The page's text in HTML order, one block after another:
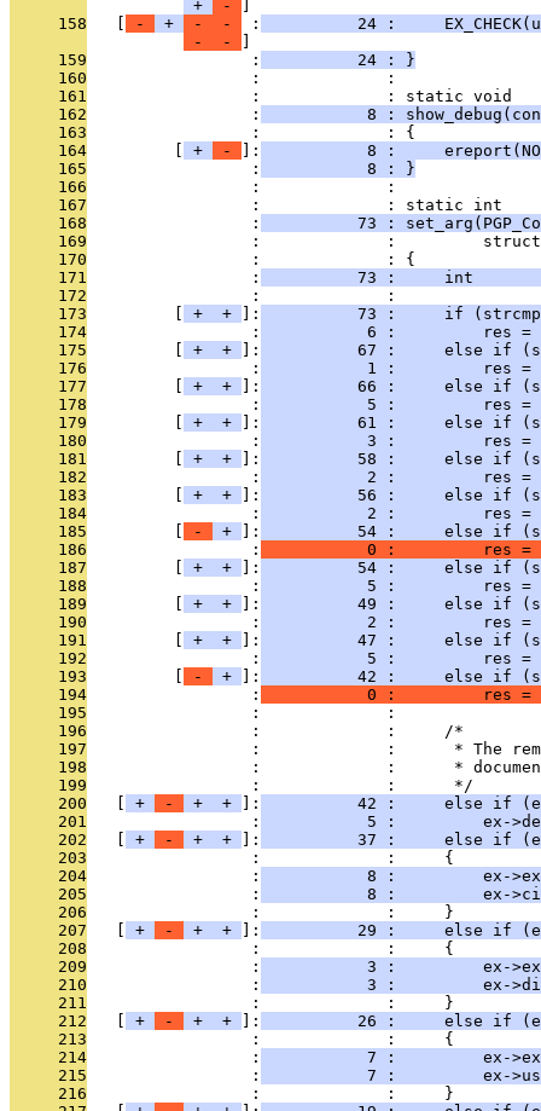
+
-
     158
- + - - :
24 :
-
-
     159
                 :
          24 : }
     160
                 :             :
     161
                 :             : static void
     162
                 :
8 :
     163
                 :             : {
     164
+ - ]:
8 :
     165
                 :
           8 : }
     166
                 :             :
     167
                 :             : static int
     168
                 :
73 :
     169
:             :
     170
                 :             : {
     171
                 :
73 :     int
     172
                 :             :
     173
+ + ]:
73 :     if
     174
                 :
6 :         res =
     175
+ + ]:
67 :     else if
     176
                 :
1 :         res =
     177
+ + ]:
66 :     else if
     178
                 :
5 :         res =
     179
+ + ]:
61 :     else if
     180
                 :
3 :         res =
     181
+ + ]:
58 :     else if
     182
                 :
2 :         res =
     183
+ + ]:
56 :     else if
     184
                 :
2 :         res =
     185
- + ]:
54 :     else if
     186
                 :
0 :         res =
     187
+ + ]:
54 :     else if
     188
                 :
5 :         res =
     189
+ + ]:
49 :     else if
     190
                 :
2 :         res =
     191
+ + ]:
47 :     else if
     192
                 :
5 :         res =
     193
- + ]:
42 :     else if
     194
                 :
0 :         res =
     195
                 :             :
     196
                 :             :     /*
     197
:             :      * The
     198
:             :      *
     199
                 :             :      */
     200
+ - + + ]:
42 :     else if
     201
                 :
5 :         ex-
     202
+ - + + ]:
37 :     else if
     203
                 :             :     {
     204
                 :
8 :         ex-
     205
                 :
8 :         ex-
     206
                 :             :     }
     207
+ - + + ]:
29 :     else if
     208
                 :             :     {
     209
                 :
3 :         ex-
     210
                 :
3 :         ex-
     211
                 :             :     }
     212
+ - + + ]:
26 :     else if
     213
                 :             :     {
     214
                 :
7 :         ex-
     215
                 :
7 :         ex-
     216
                 :             :     }